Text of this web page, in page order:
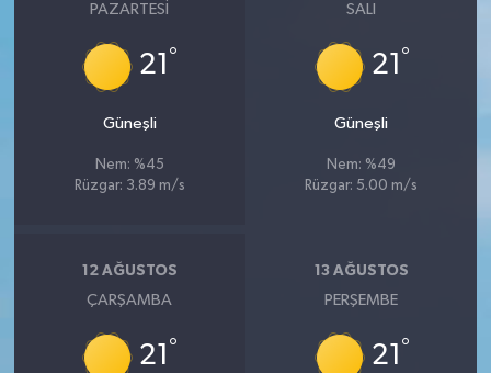
PAZARTESI
21 °
Güneşli
Nem: %45
Rüzgar: 3.89 m/s
SALI
21 °
Güneşli
Nem: %49
Rüzgar: 5.00 m/s
12 AĞUSTOS
ÇARŞAMBA
21 °
13 AĞUSTOS
PERŞEMBE
21 °